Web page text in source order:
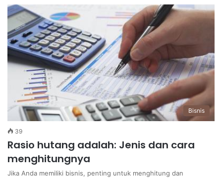
Bisnis
39
Rasio hutang adalah: Jenis dan cara
menghitungnya
Jika Anda memiliki bisnis, penting untuk menghitung dan